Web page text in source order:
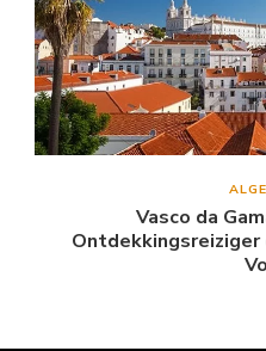
Vasco da
Ontdekkingsreiziger